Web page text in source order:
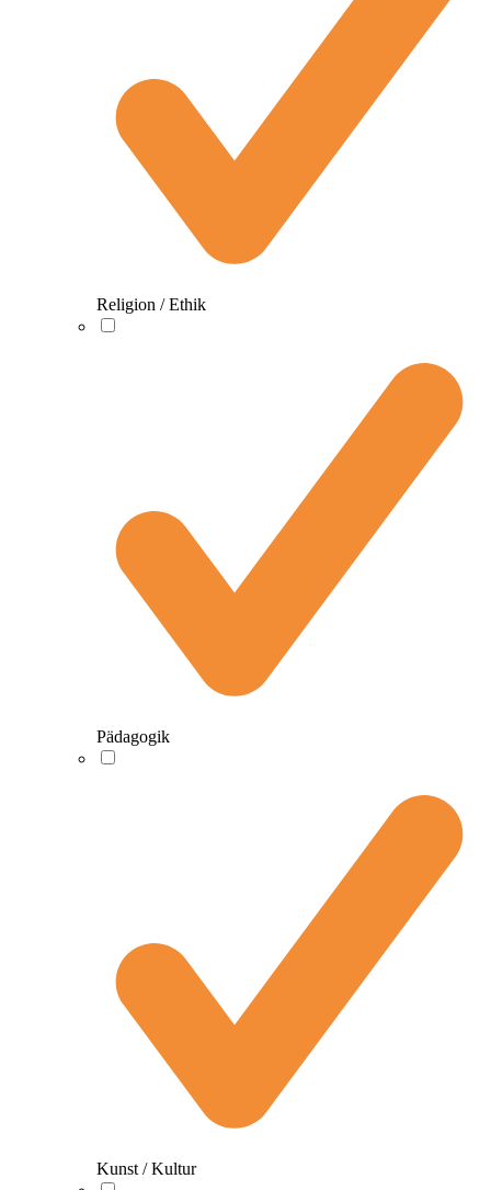
Religion / Ethik
Pädagogik
Kunst / Kultur